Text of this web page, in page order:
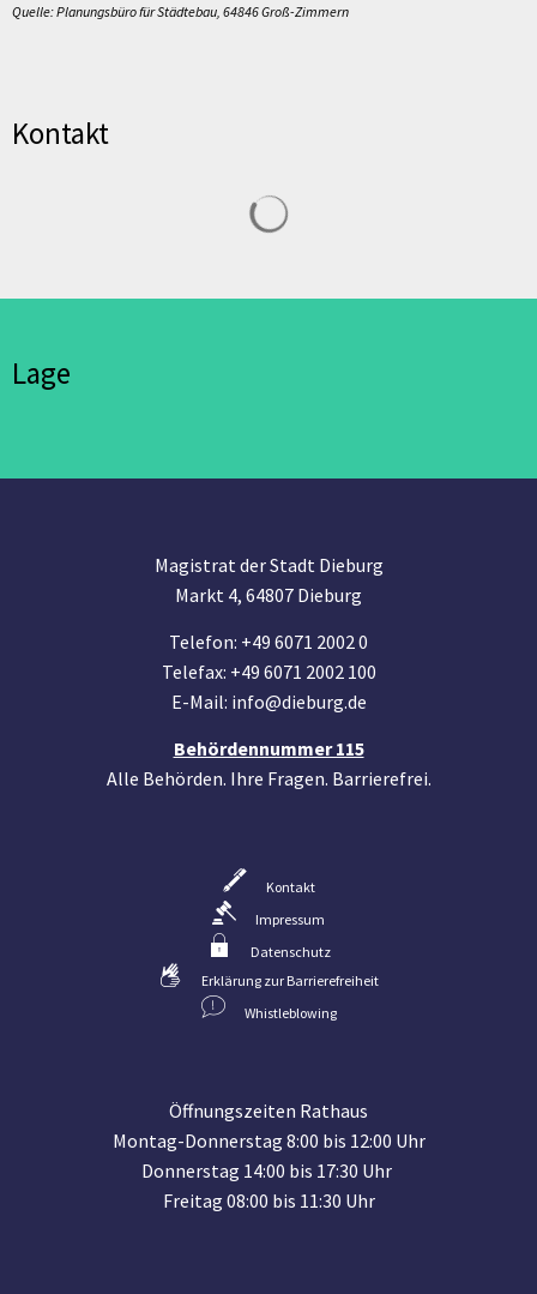
Quelle: Planungsbüro für Städtebau, 64846 Groß-Zimmern
Kontakt
Lage
Magistrat der Stadt Dieburg
Markt 4, 64807 Dieburg
Telefon: +49 6071 2002 0
Telefax: +49 6071 2002 100
E-Mail: info@dieburg.de
Behördennummer 115
Alle Behörden. Ihre Fragen. Barrierefrei.
Kontakt
Impressum
Datenschutz
Erklärung zur Barrierefreiheit
Whistleblowing
Öffnungszeiten Rathaus
Montag-Donnerstag 8:00 bis 12:00 Uhr
Donnerstag 14:00 bis 17:30 Uhr
Freitag 08:00 bis 11:30 Uhr